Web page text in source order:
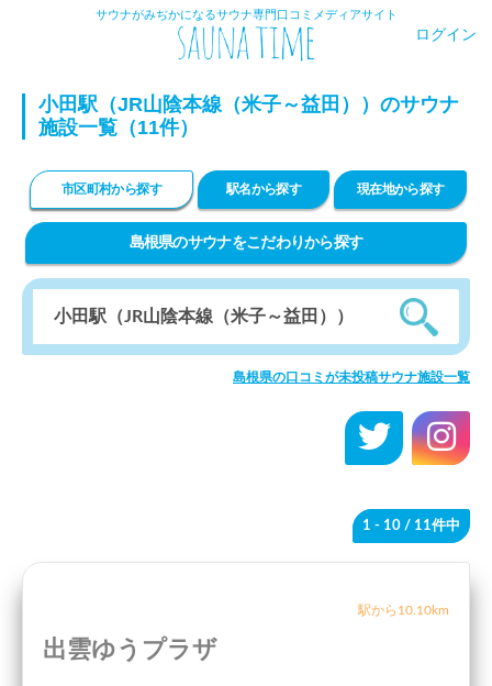
サウナがみぢかになるサウナ専門口コミメディアサイト
ログイン
小田駅（JR山陰本線（米子～益田））のサウナ
施設一覧（11件）
市区町村から探す 駅名から探す 現在地から探す
島根県のサウナをこだわりから探す
島根県の口コミが未投稿サウナ施設一覧
1 - 10 / 11件中
駅から10.10km
出雲ゆうプラザ